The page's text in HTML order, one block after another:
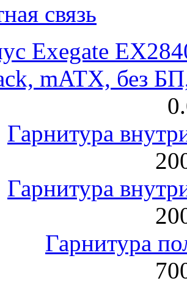
связь
Exegate
mATX, без
Гарнитура
Гарнитура
Гарнитура